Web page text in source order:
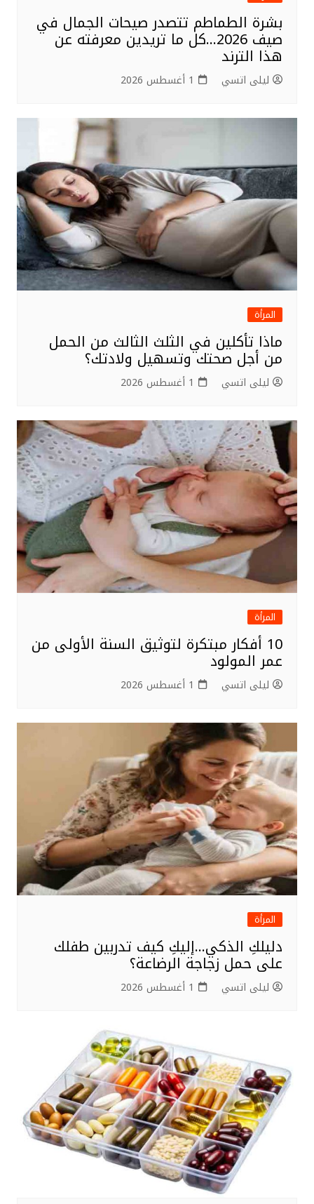
بشرة الطماطم تتصدر صيحات الجمال في
صيف 2026…كل ما تريدين معرفته عن
هذا الترند
ليلى اتسي 1 أغسطس 2026
المرأة
ماذا تأكلين في الثلث الثالث من الحمل
من أجل صحتك وتسهيل ولادتك؟
ليلى اتسي 1 أغسطس 2026
المرأة
10 أفكار مبتكرة لتوثيق السنة الأولى من
عمر المولود
ليلى اتسي 1 أغسطس 2026
المرأة
دليلكِ الذكي…إليكِ كيف تدربين طفلك
على حمل زجاجة الرضاعة؟
ليلى اتسي 1 أغسطس 2026